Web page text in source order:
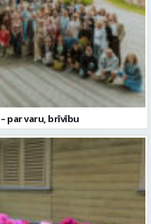
par varu, brīvību